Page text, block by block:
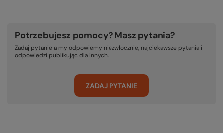
Potrzebujesz pomocy? Masz pytania?
Zadaj pytanie a my odpowiemy niezwłocznie, najciekawsze pytania i
odpowiedzi publikując dla innych.
ZADAJ PYTANIE